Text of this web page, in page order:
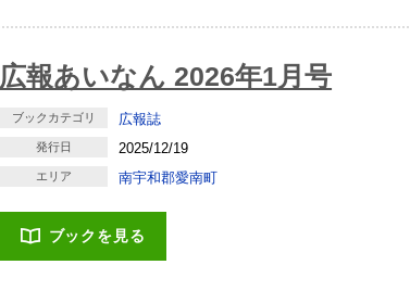
広報あいなん 2026年1月号
ブックカテゴリ 広報誌
発行日 2025/12/19
エリア 南宇和郡愛南町
ブックを見る